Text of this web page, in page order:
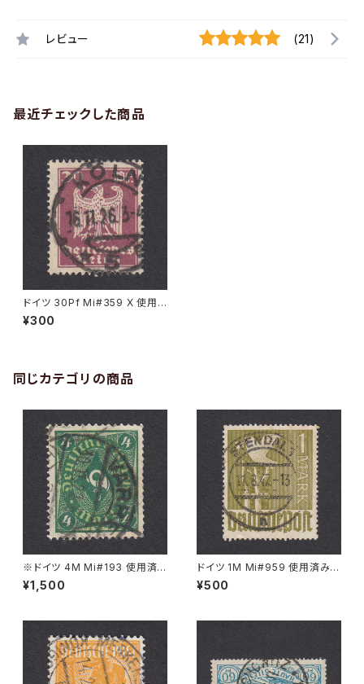
レビュー (21)
最近チェックした商品
ドイツ 30Pf Mi#359 X 使用
済み切手｜KÖLN 16.11.1926
¥300
同じカテゴリの商品
※ドイツ 4M Mi#193 使用済
み切手｜VARREL 30.11.1922
¥1,500
ドイツ 1M Mi#959 使用済み切
手｜STENDAL 11.8.1947
¥500